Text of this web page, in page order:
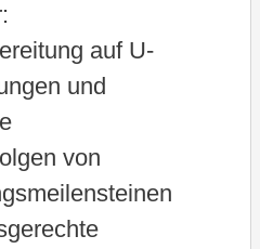
auf U-
und
von